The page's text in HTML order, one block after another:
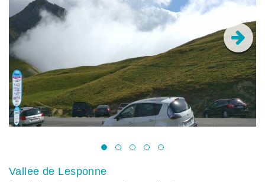
Vallee de Lesponne